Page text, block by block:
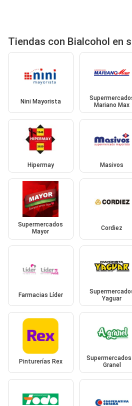
Tiendas con Bialcohol en
Nini Mayorista
Mariano Max
Hipermay Masivos
Supermercados
Mayor
Cordiez
Farmacias Líder
Yaguar
Pinturerías Rex
Granel